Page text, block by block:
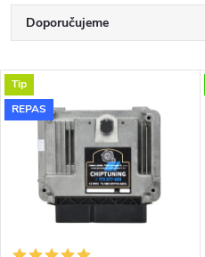
Ř
a
z
Doporučujeme
Nejdražší
Nejprodávanější
Abecedně
V
ý
Tip
REPAS